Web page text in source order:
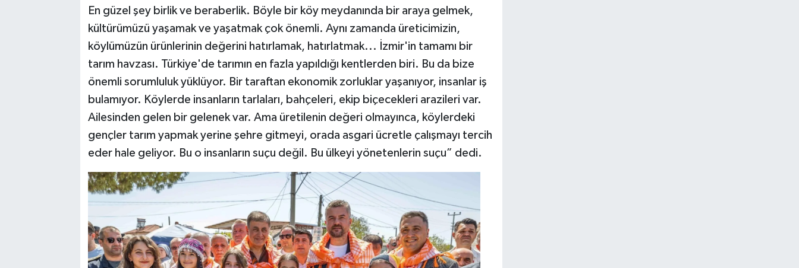
En güzel şey birlik ve beraberlik. Böyle bir köy meydanında bir araya gelmek,
kültürümüzü yaşamak ve yaşatmak çok önemli. Aynı zamanda üreticimizin,
köylümüzün ürünlerinin değerini hatırlamak, hatırlatmak... İzmir'in tamamı bir
tarım havzası. Türkiye'de tarımın en fazla yapıldığı kentlerden biri. Bu da bize
önemli sorumluluk yüklüyor. Bir taraftan ekonomik zorluklar yaşanıyor, insanlar iş
bulamıyor. Köylerde insanların tarlaları, bahçeleri, ekip biçecekleri arazileri var.
Ailesinden gelen bir gelenek var. Ama üretilenin değeri olmayınca, köylerdeki
gençler tarım yapmak yerine şehre gitmeyi, orada asgari ücretle çalışmayı tercih
eder hale geliyor. Bu o insanların suçu değil. Bu ülkeyi yönetenlerin suçu” dedi.